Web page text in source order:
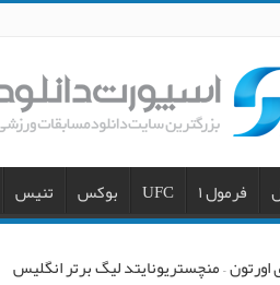
فرمول ۱ UFC بوکس تنیس
– منچستریونایتد لیگ برتر انگلیس